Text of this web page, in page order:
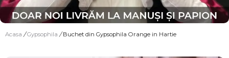
Acasa / Gypsophila / Buchet din Gypsophila Orange in Hartie